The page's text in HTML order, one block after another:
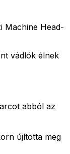
Machine Head-
vádlók élnek
abból az
újította meg